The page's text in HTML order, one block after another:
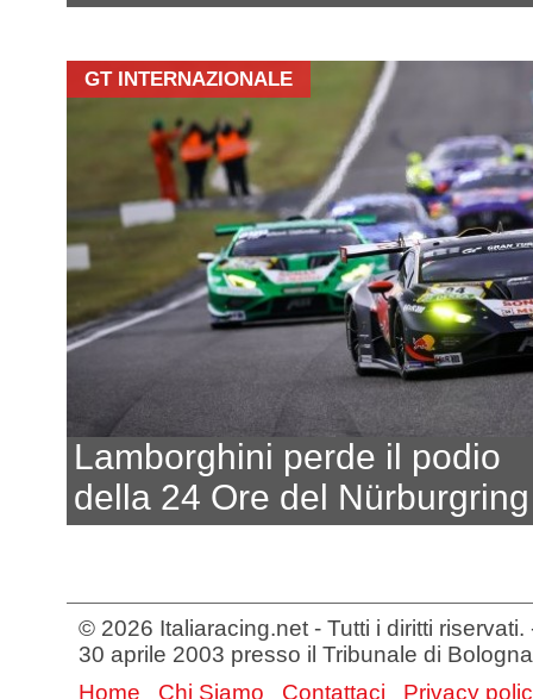
GT INTERNAZIONALE
Lamborghini perde il podio
della 24 Ore del Nürburgring
© 2026 Italiaracing.net - Tutti i diritti
30 aprile 2003 presso il Tribunale di Bologna
Home
Chi Siamo Contattaci Privacy